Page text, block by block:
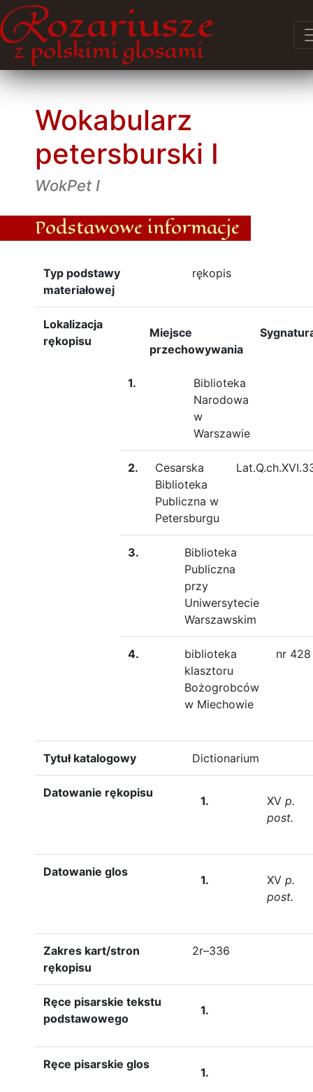
Wokabularz
petersburski I
WokPet I
Podstawowe informacje
Typ podstawy
materiałowej
rękopis
Lokalizacja
rękopisu
Miejsce
przechowywania
1.
Biblioteka
Narodowa
w
Warszawie
2.
Cesarska
Biblioteka
Publiczna w
Petersburgu
3.
Biblioteka
Publiczna
przy
Uniwersytecie
Warszawskim
4.
biblioteka
klasztoru
Bożogrobców
w Miechowie
nr 428
Tytuł katalogowy Dictionarium
Datowanie rękopisu
1. XV p.
post.
Datowanie glos
1. XV p.
post.
Zakres kart/stron
rękopisu
2r–336
Ręce pisarskie tekstu
podstawowego
1.
Ręce pisarskie glos
1.